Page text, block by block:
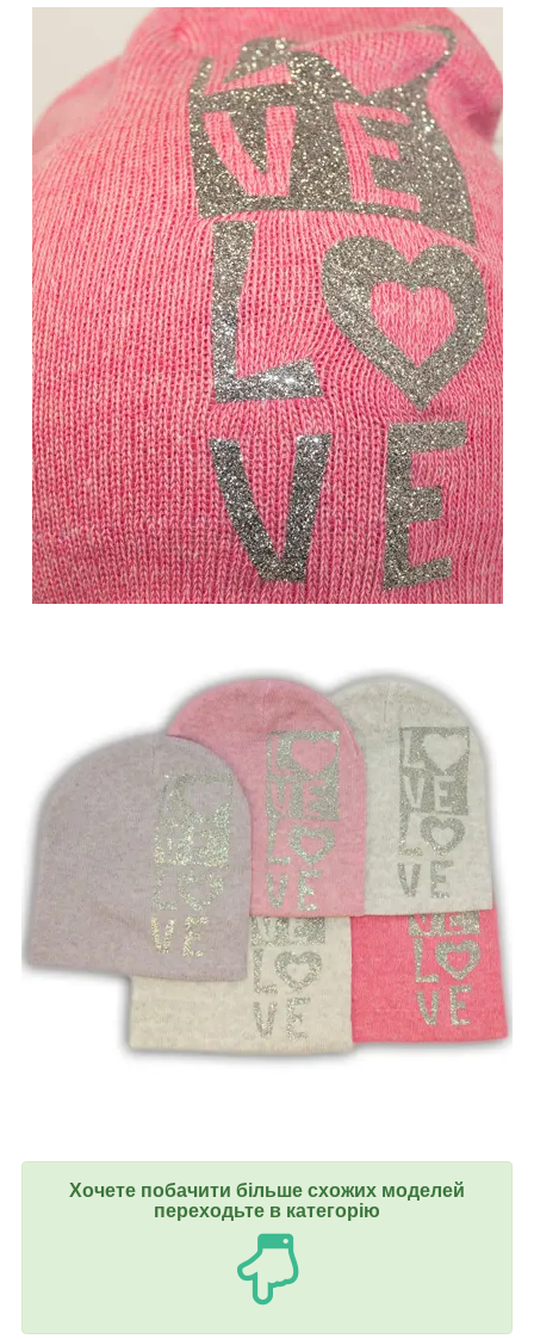
Хочете побачити більше схожих моделей
переходьте в категорію